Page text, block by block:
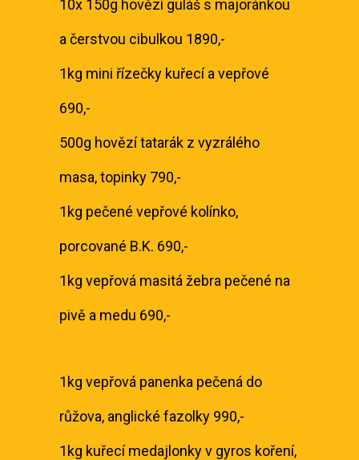
10x 150g hovězí guláš s majoránkou
a čerstvou cibulkou 1890,-
1kg mini řízečky kuřecí a vepřové
690,-
500g hovězí tatarák z vyzrálého
masa, topinky 790,-
1kg pečené vepřové kolínko,
porcované B.K. 690,-
1kg vepřová masitá žebra pečené na
pivě a medu 690,-
1kg vepřová panenka pečená do
růžova, anglické fazolky 990,-
1kg kuřecí medajlonky v gyros koření,